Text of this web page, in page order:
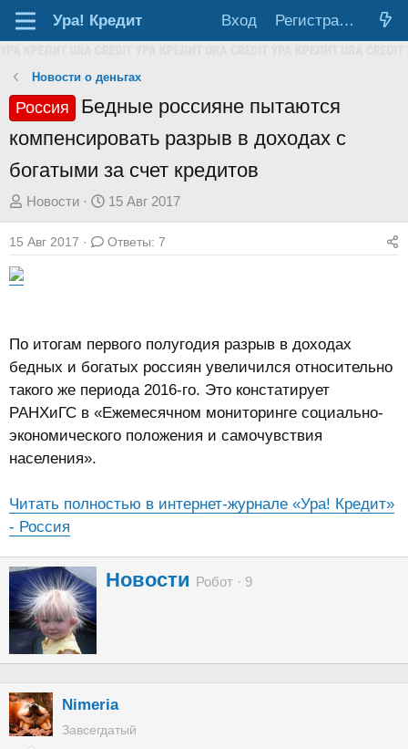
Ура! Кредит Вход Регистрация
Новости о деньгах
Россия
Бедные россияне пытаются
компенсировать разрыв в доходах с
богатыми за счет кредитов
А
в
т
м
ы
Новости
Д
а
т
а
л
а
15 Авг 2017
15 Авг 2017 Ответы: 7
По итогам первого полугодия разрыв в доходах
бедных и богатых россиян увеличился относительно
такого же периода 2016-го. Это констатирует
РАНХиГС в «Ежемесячном мониторинге социально-
экономического положения и самочувствия
населения».
Читать полностью в интернет-журнале «Ура! Кредит»
- Россия
А
р
Новости Робот · 9
Nimeria
Завсегдатый